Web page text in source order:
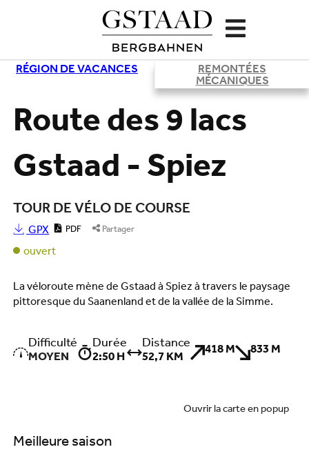
RÉGION DE VACANCES
REMONTÉES
MÉCANIQUES
Route des 9 lacs
Gstaad - Spiez
TOUR DE VÉLO DE COURSE
GPX PDF Partager
ouvert
La véloroute mène de Gstaad à Spiez à travers le paysage
pittoresque du Saanenland et de la vallée de la Simme.
Difficulté
MOYEN
Durée
2:50 H
Distance
52,7 KM
418 M 833 M
Ouvrir la carte en popup
Meilleure saison